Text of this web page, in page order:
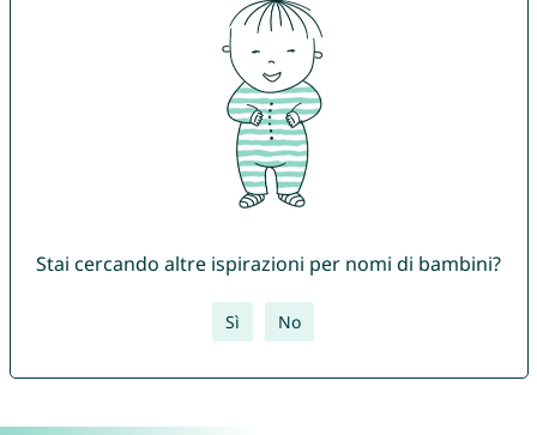
Stai cercando altre ispirazioni per nomi di bambini?
Sì No